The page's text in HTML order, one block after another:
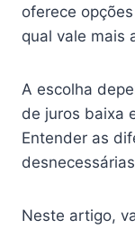
oferece
qual vale mais
A escolha
de juros baixa
Entender as
Neste artigo,